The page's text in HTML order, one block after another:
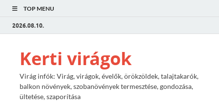
TOP MENU
2026.08.10.
Kerti virágok
Virág infók: Virág, virágok, évelők, örökzöldek, talajtakarók,
balkon növények, szobanövények termesztése, gondozása,
ültetése, szaporítása